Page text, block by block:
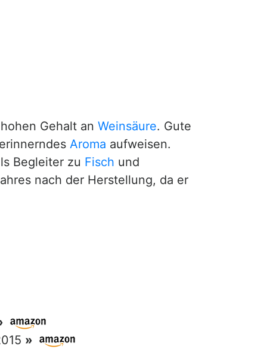
Gehalt an Weinsäure. Gute
Aroma aufweisen.
Begleiter zu Fisch und
nach der Herstellung, da er
»